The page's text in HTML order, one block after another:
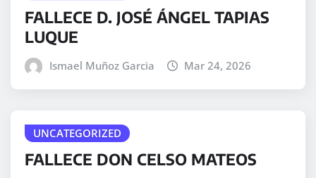
FALLECE D. JOSÉ ÁNGEL TAPIAS
LUQUE
Ismael Muñoz Garcia Mar 24, 2026
UNCATEGORIZED
FALLECE DON CELSO MATEOS